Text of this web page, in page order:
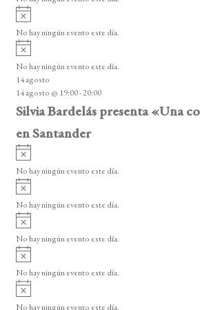
i
o
A
v
i
o
No hay ningún evento este día.
A
v
i
s
o
No hay ningún evento este día.
14 agosto
14 agosto @ 19:00-20:00
Silvia Bardelás presenta «Una
en Santander
A
v
i
o
No hay ningún evento este día.
A
v
i
o
No hay ningún evento este día.
A
v
i
o
No hay ningún evento este día.
A
v
i
o
No hay ningún evento este día.
A
v
No hay ningún evento este día.